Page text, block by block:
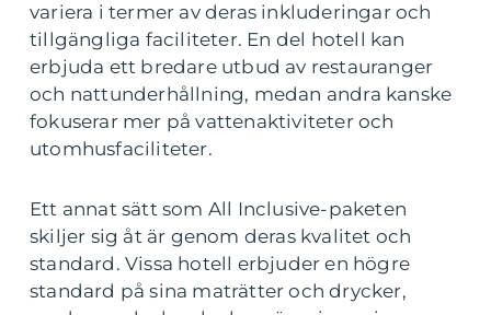
variera i termer av deras inkluderingar och
tillgängliga faciliteter. En del hotell kan
erbjuda ett bredare utbud av restauranger
och nattunderhållning, medan andra kanske
fokuserar mer på vattenaktiviteter och
utomhusfaciliteter.
Ett annat sätt som All Inclusive-paketen
skiljer sig åt är genom deras kvalitet och
standard. Vissa hotell erbjuder en högre
standard på sina maträtter och drycker,